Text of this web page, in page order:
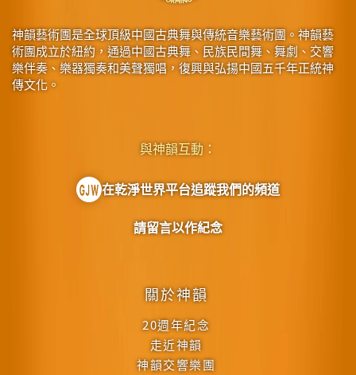
神韻藝術團是全球頂級中國古典舞與傳統音樂藝術團。神韻藝
術團成立於紐約，通過中國古典舞、民族民間舞、舞劇、交響
樂伴奏、樂器獨奏和美聲獨唱，復興與弘揚中國五千年正統神
傳文化。
關於神韻
20週年紀念
走近神韻
神韻交響樂團
與神韻互動：
在乾淨世界平台追蹤我們的頻道
請留言以作紀念